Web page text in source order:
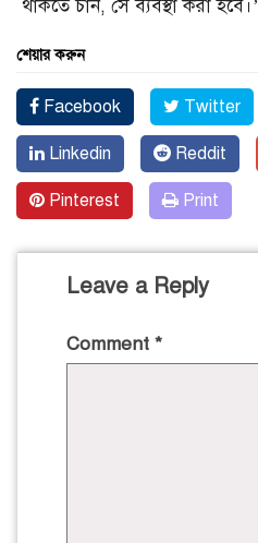
থাকতে চান, সে ব্যবস্থা করা হবে।’
শেয়ার করুন
Facebook Twitter
Linkedin Reddit
Pinterest Print
Leave a Reply
Comment *